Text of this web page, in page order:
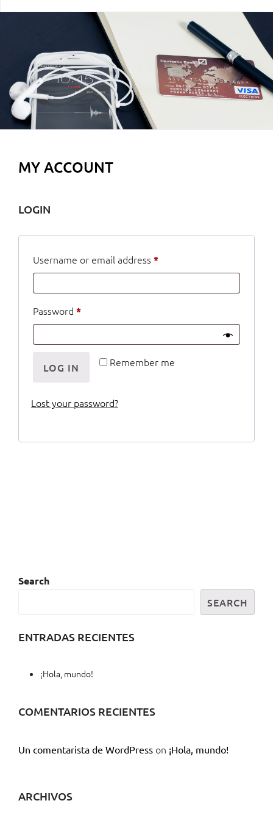
MY ACCOUNT
LOGIN
Username or email address*Required
Password *Required
Remember me
LOG IN
Lost your password?
Search
SEARCH
ENTRADAS RECIENTES
¡Hola, mundo!
COMENTARIOS RECIENTES
Un comentarista de WordPress on ¡Hola, mundo!
ARCHIVOS